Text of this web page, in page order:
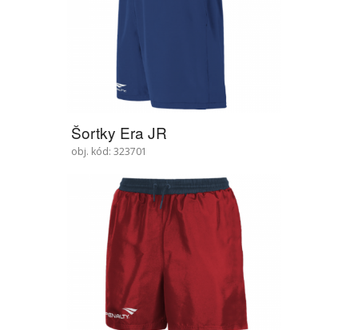
Šortky Era JR
obj. kód: 323701